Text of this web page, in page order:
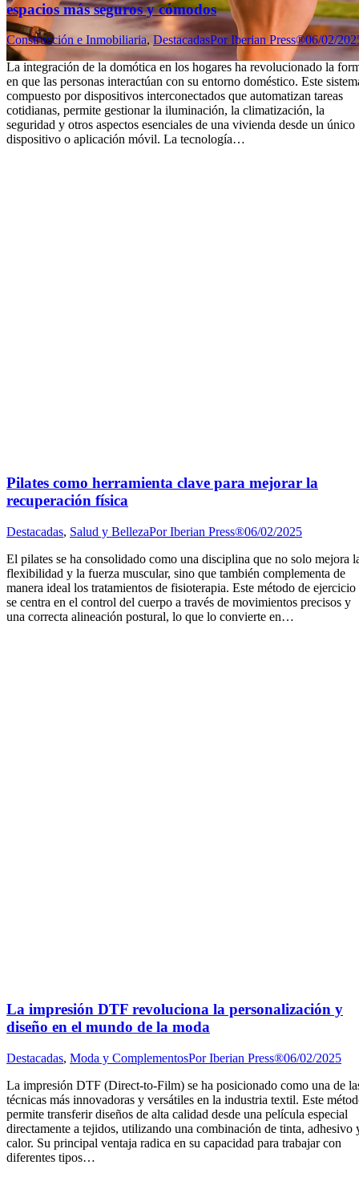
espacios más seguros y cómodos
Construcción e Inmobiliaria, DestacadasPorIberian Press®06/02/
La integración de la domótica en los hogares ha revolucionado la
en que las personas interactúan con su entorno doméstico. Este
compuesto por dispositivos interconectados que automatizan tareas
cotidianas, permite gestionar la iluminación, la climatización, la
seguridad y otros aspectos esenciales de una vivienda desde un único
dispositivo o aplicación móvil. La tecnología…
Pilates como herramienta clave para mejorar la
recuperación física
Destacadas, Salud y BellezaPorIberian Press®06/02/2025
El pilates se ha consolidado como una disciplina que no solo mejora
flexibilidad y la fuerza muscular, sino que también complementa de
manera ideal los tratamientos de fisioterapia. Este método de ejercicio
se centra en el control del cuerpo a través de movimientos precisos y
una correcta alineación postural, lo que lo convierte en…
La impresión DTF revoluciona la personalización y
diseño en el mundo de la moda
Destacadas, Moda y ComplementosPorIberian Press®06/02/2025
La impresión DTF (Direct-to-Film) se ha posicionado como una de
técnicas más innovadoras y versátiles en la industria textil. Este
permite transferir diseños de alta calidad desde una película especial
directamente a tejidos, utilizando una combinación de tinta, adhesivo
calor. Su principal ventaja radica en su capacidad para trabajar con
diferentes tipos…